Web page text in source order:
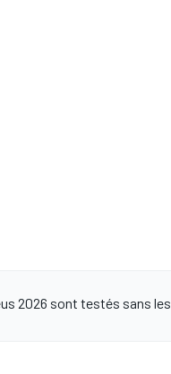
2026 sont testés sans les